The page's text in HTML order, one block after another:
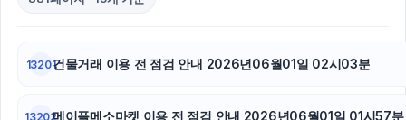
13201건물거래 이용 전 점검 안내 2026년06월01일 02시03분
13202메이플메소마켓 이용 전 점검 안내 2026년06월01일 01시57분